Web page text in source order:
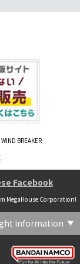
BREAKER
Facebook
MegaHouse Corporation!
information